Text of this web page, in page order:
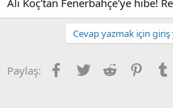
t
a
i
h
i
Cevap yazmak için giriş
Paylaş: Facebook
Twitter Reddit